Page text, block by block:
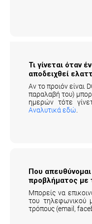
Τι γίνεται όταν
αποδειχθεί
Αν το προιόν είναι
παραλαβή του)
ημερών τότε
Αναλυτικά εδώ
Που
προβλήματος με
Μπορείς να
του τηλεφωνικού
τρόπους (email,